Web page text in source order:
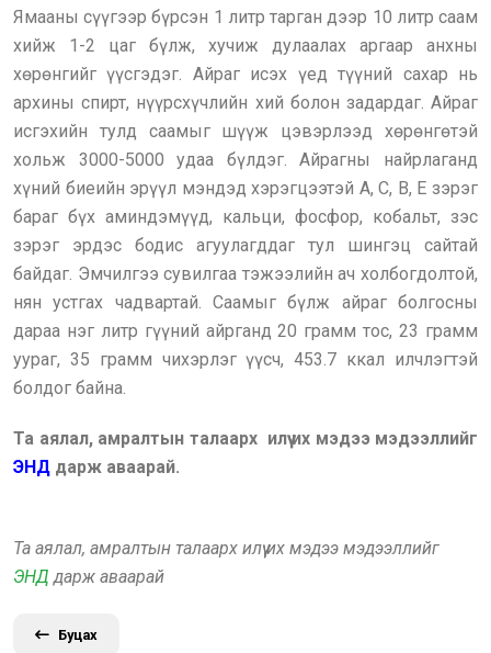
Ямааны сүүгээр бүрсэн 1 литр тарган дээр 10 литр саам
хийж 1-2 цаг бүлж, хучиж дулаалах аргаар анхны
хөрөнгийг үүсгэдэг. Айраг исэх үед түүний сахар нь
архины спирт, нүүрсхүчлийн хий болон задардаг. Айраг
исгэхийн тулд саамыг шүүж цэвэрлээд хөрөнгөтэй
хольж 3000-5000 удаа бүлдэг. Айрагны найрлаганд
хүний биеийн эрүүл мэндэд хэрэгцээтэй А, С, В, Е зэрэг
бараг бүх аминдэмүүд, кальци, фосфор, кобальт, зэс
зэрэг эрдэс бодис агуулагддаг тул шингэц сайтай
байдаг. Эмчилгээ сувилгаа тэжээлийн ач холбогдолтой,
нян устгах чадвартай. Саамыг бүлж айраг болгосны
дараа нэг литр гүүний айрганд 20 грамм тос, 23 грамм
уураг, 35 грамм чихэрлэг үүсч, 453.7 ккал илчлэгтэй
болдог байна.
Та аялал, амралтын талаарх илүү их мэдээ мэдээллийг
ЭНД дарж аваарай.
Та аялал, амралтын талаарх илүү их мэдээ мэдээллийг
ЭНД дарж аваарай
Буцах